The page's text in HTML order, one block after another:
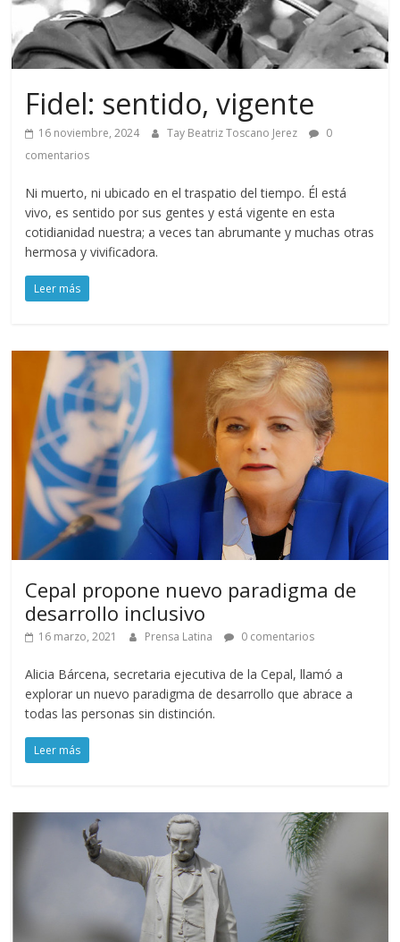
Fidel: sentido, vigente
16 noviembre, 2024 Tay Beatriz Toscano Jerez
0
comentarios
Ni muerto, ni ubicado en el traspatio del tiempo. Él está
vivo, es sentido por sus gentes y está vigente en esta
cotidianidad nuestra; a veces tan abrumante y muchas otras
hermosa y vivificadora.
Leer más
Cepal propone nuevo paradigma de
desarrollo inclusivo
16 marzo, 2021 Prensa Latina 0 comentarios
Alicia Bárcena, secretaria ejecutiva de la Cepal, llamó a
explorar un nuevo paradigma de desarrollo que abrace a
todas las personas sin distinción.
Leer más